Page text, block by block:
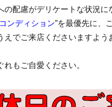
の配慮がデリケートな状況に
ンディション”を最優先に、
えでご来店くださいますよう
れもご自愛ください。